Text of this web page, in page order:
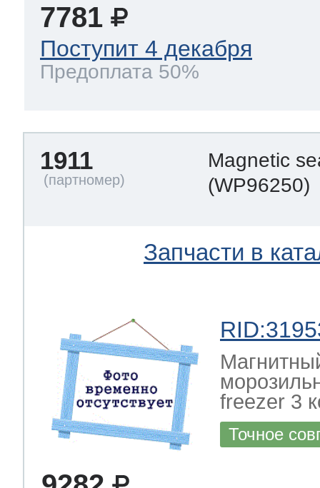
7781
Поступит 4 декабря
Предоплата 50%
1911
Magnetic
(WP96250)
Запчасти в
freezer 3
Точное